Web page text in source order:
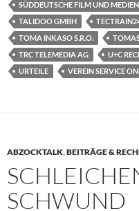
SÜDDEUTSCHE FILM UND
TALIDOO GMBH
TOMA INKASO S.R.O.
TRC TELEMEDIA AG
U+C
URTEILE
VEREIN SERVICE
ABZOCKTALK,BEITRÄGE &
SCHWUND